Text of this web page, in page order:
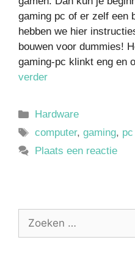
gaming pc of er zelf een
hebben we hier
bouwen voor dummies!
gaming-pc klinkt eng en
verder
Hardware
computer,gaming, pc
Plaats een reactie